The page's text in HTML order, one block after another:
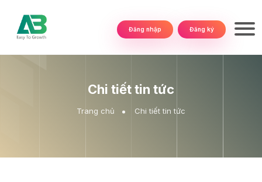
Đăng nhập Đăng ký
Chi tiết tin tức
Trang chủ Chi tiết tin tức